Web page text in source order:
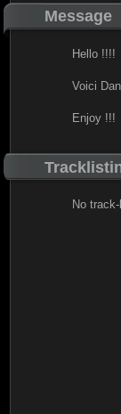
Message
Hello !!!!
Voici
Enjoy !!!
No